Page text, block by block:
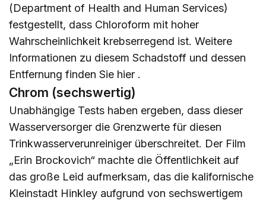
(Department of Health and Human Services)
festgestellt, dass Chloroform mit hoher
Wahrscheinlichkeit krebserregend ist. Weitere
Informationen zu diesem Schadstoff und dessen
Entfernung finden Sie hier .
Chrom (sechswertig)
Unabhängige Tests haben ergeben, dass dieser
Wasserversorger die Grenzwerte für diesen
Trinkwasserverunreiniger überschreitet. Der Film
„Erin Brockovich“ machte die Öffentlichkeit auf
das große Leid aufmerksam, das die kalifornische
Kleinstadt Hinkley aufgrund von sechswertigem